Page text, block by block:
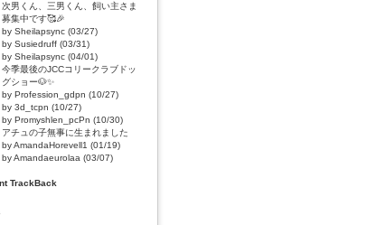
次男くん、三男くん、飼い主さま
募集中です🥰🎉
by Sheilapsync (03/27)
by Susiedruff (03/31)
by Sheilapsync (04/01)
今季最後のJCCコリークラブドッ
グショー🐶✨
by Profession_gdpn (10/27)
by 3d_tcpn (10/27)
by Promyshlen_pcPn (10/30)
アチュの子無事に生まれました
by AmandaHorevell1 (01/19)
by Amandaeurolaa (03/07)
TrackBack